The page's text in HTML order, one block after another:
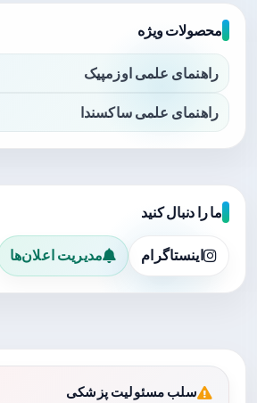
محصولات ویژه
راهنمای علمی اوزمپیک
راهنمای علمی ساکسندا
ما را دنبال کنید
اینستاگرام مدیریت اعلان‌ها
سلب مسئولیت پزشکی